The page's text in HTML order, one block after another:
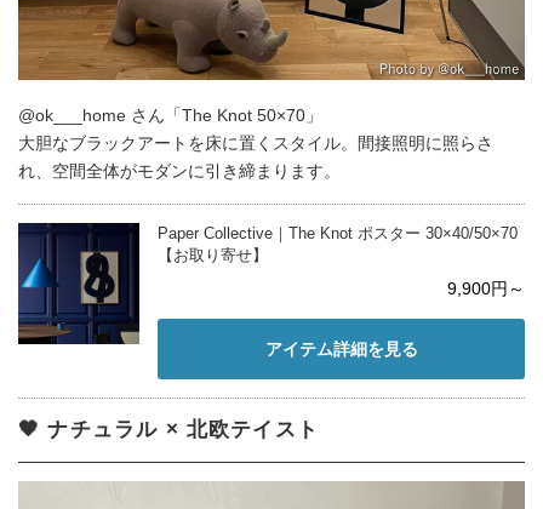
@ok___home さん「The Knot 50×70」
大胆なブラックアートを床に置くスタイル。間接照明に照らさ
れ、空間全体がモダンに引き締まります。
Paper Collective｜The Knot ポスター 30×40/50×70
【お取り寄せ】
9,900円～
アイテム詳細を見る
🖤 ナチュラル × 北欧テイスト